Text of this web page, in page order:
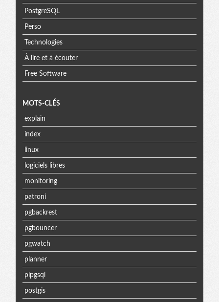
PostgreSQL
Perso
Technologies
À lire et à écouter
Free Software
MOTS-CLÉS
explain
index
linux
logiciels libres
monitoring
patroni
pgbackrest
pgbouncer
pgwatch
planner
plpgsql
postgis